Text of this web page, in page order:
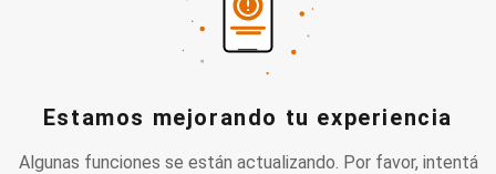
Estamos mejorando tu experiencia
Algunas funciones se están actualizando. Por favor, intentá